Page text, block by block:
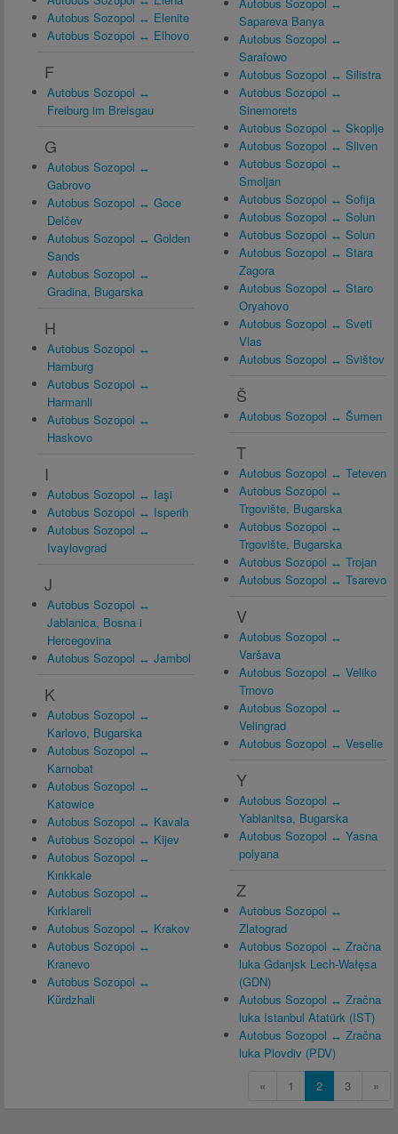
Autobus Sozopol ↔ Elenite
Autobus Sozopol ↔ Elhovo
F
Autobus Sozopol ↔
Freiburg im Breisgau
G
Autobus Sozopol ↔
Gabrovo
Autobus Sozopol ↔ Goce
Delčev
Autobus Sozopol ↔ Golden
Sands
Autobus Sozopol ↔
Gradina, Bugarska
H
Autobus Sozopol ↔
Hamburg
Autobus Sozopol ↔
Harmanli
Autobus Sozopol ↔
Haskovo
I
Autobus Sozopol ↔ Iaşi
Autobus Sozopol ↔ Isperih
Autobus Sozopol ↔
Ivaylovgrad
J
Autobus Sozopol ↔
Jablanica, Bosna i
Hercegovina
Autobus Sozopol ↔ Jambol
K
Autobus Sozopol ↔
Karlovo, Bugarska
Autobus Sozopol ↔
Karnobat
Autobus Sozopol ↔
Katowice
Autobus Sozopol ↔ Kavala
Autobus Sozopol ↔ Kijev
Autobus Sozopol ↔
Kırıkkale
Autobus Sozopol ↔
Kırklareli
Autobus Sozopol ↔ Krakov
Autobus Sozopol ↔
Kranevo
Autobus Sozopol ↔
Kŭrdzhali
Sapareva Banya
Autobus Sozopol ↔
Sarafowo
Autobus Sozopol ↔ Silistra
Autobus Sozopol ↔
Sinemorets
Autobus Sozopol ↔ Skoplje
Autobus Sozopol ↔ Sliven
Autobus Sozopol ↔
Smoljan
Autobus Sozopol ↔ Sofija
Autobus Sozopol ↔ Solun
Autobus Sozopol ↔ Solun
Autobus Sozopol ↔ Stara
Zagora
Autobus Sozopol ↔ Staro
Oryahovo
Autobus Sozopol ↔ Sveti
Vlas
Autobus Sozopol ↔ Svištov
Š
Autobus Sozopol ↔ Šumen
T
Autobus Sozopol ↔ Teteven
Autobus Sozopol ↔
Trgovište, Bugarska
Autobus Sozopol ↔
Trgovište, Bugarska
Autobus Sozopol ↔ Trojan
Autobus Sozopol ↔ Tsarevo
V
Autobus Sozopol ↔
Varšava
Autobus Sozopol ↔ Veliko
Trnovo
Autobus Sozopol ↔
Velingrad
Autobus Sozopol ↔ Veselie
Y
Autobus Sozopol ↔
Yablanitsa, Bugarska
Autobus Sozopol ↔ Yasna
polyana
Z
Autobus Sozopol ↔
Zlatograd
Autobus Sozopol ↔ Zračna
luka Gdanjsk Lech-Wałęsa
(GDN)
Autobus Sozopol ↔ Zračna
luka Istanbul Atatürk (IST)
Autobus Sozopol ↔ Zračna
luka Plovdiv (PDV)
«
1 2 3 »